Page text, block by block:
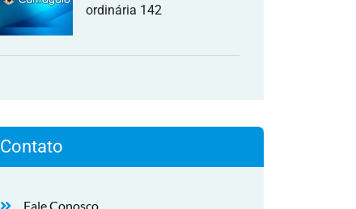
ordinária 142
Contato
Fale Conosco